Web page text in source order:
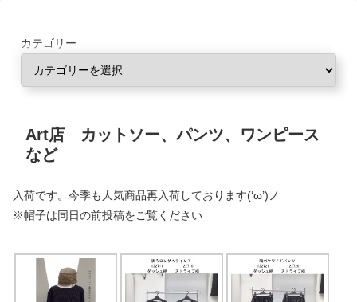
カテゴリー
Art店 カットソー、パンツ、ワンピース
など
入荷です。今季も人気商品再入荷しております(‘ω’)ノ
※帽子は同日の前投稿をご覧ください